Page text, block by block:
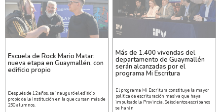
Escuela de Rock Mario Matar:
nueva etapa en Guaymallén, con
edificio propio
Después de 12 años, se inauguró el edificio
propio de la institución en la que cursan más de
250 alumnos.
Más de 1.400 vivendas del
departamento de Guaymallén
serán alcanzadas por el
programa Mi Escritura
El programa Mi Escritura constituye la mayor
política de escrituración masiva que haya
impulsado la Provincia. Seiscientos escribanos
se harán